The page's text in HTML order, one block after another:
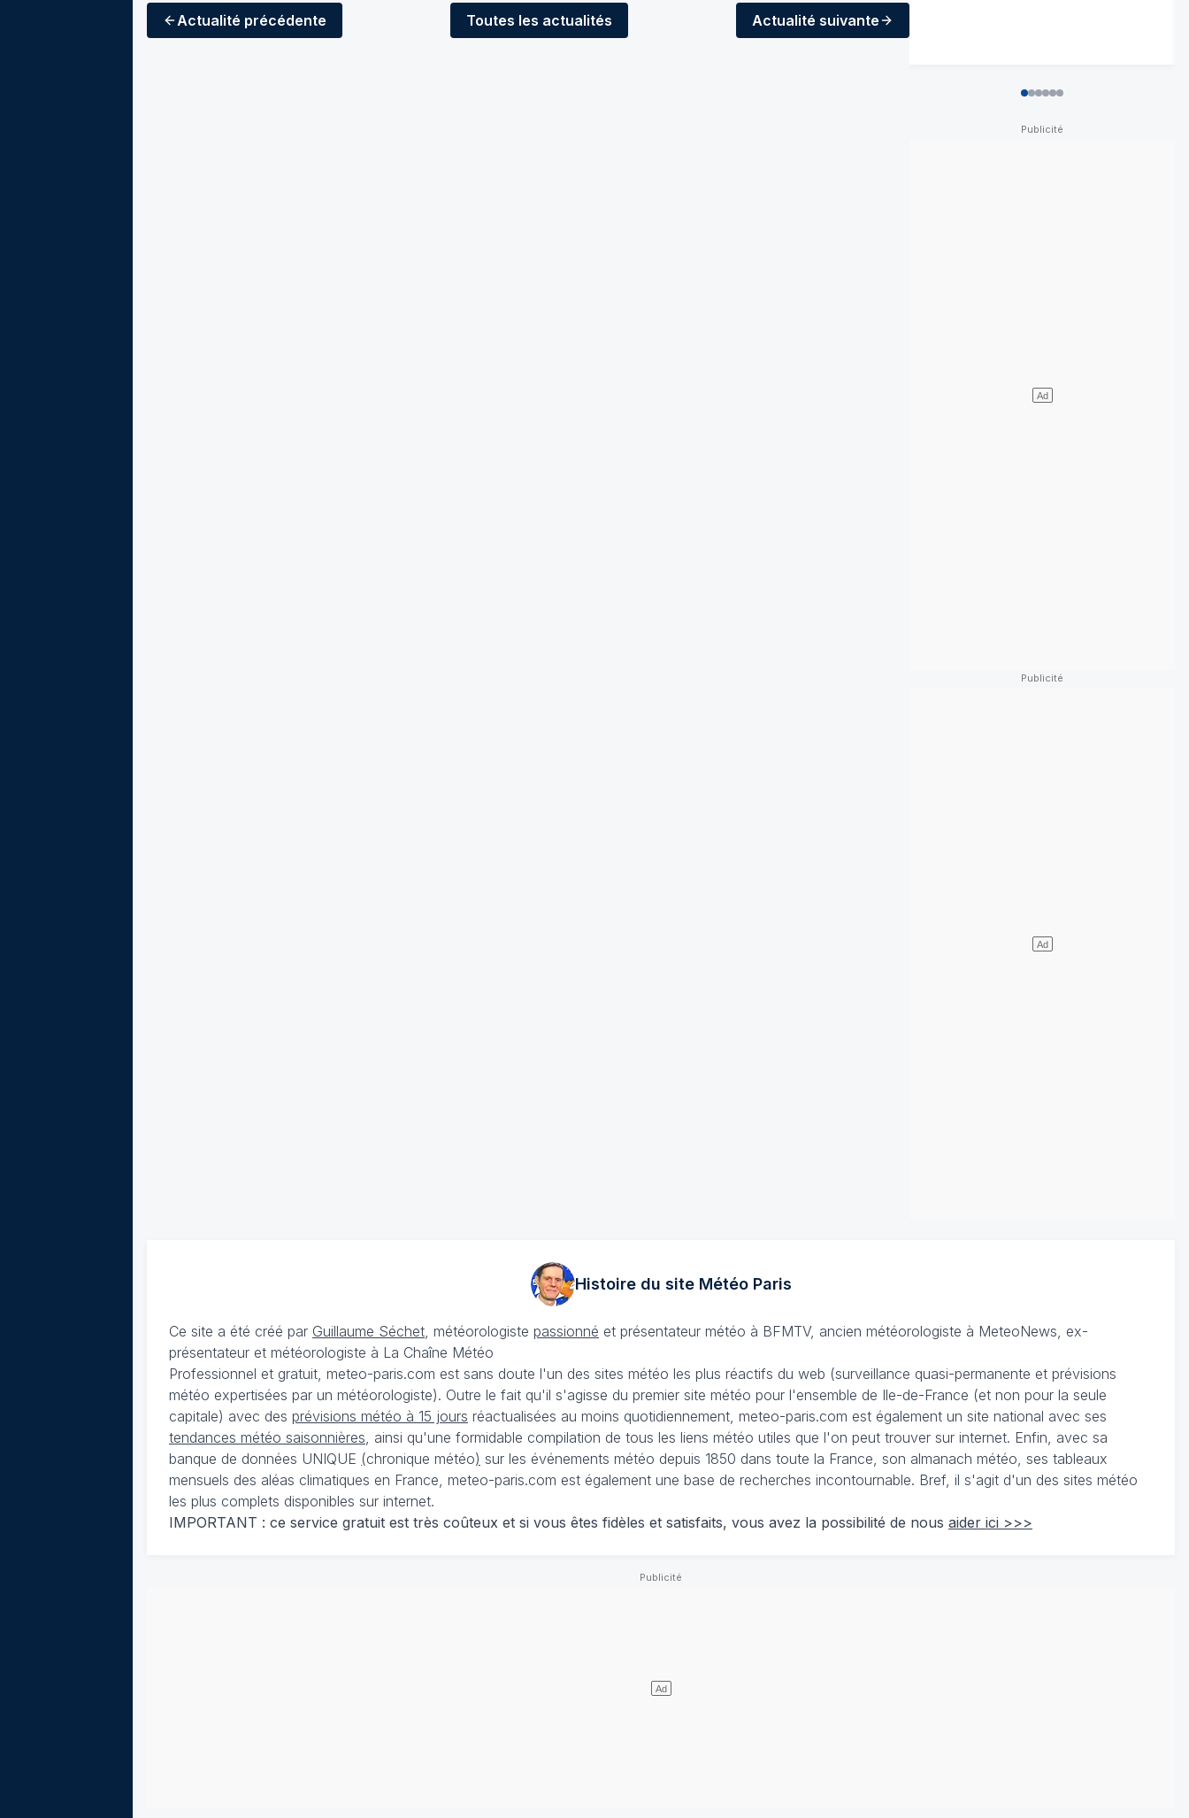
Actualité précédente Toutes les actualités Actualité suivante
012345
Histoire du site MétéoParis
Ce site a été créé par Guillaume Séchet , météorologiste passionné et présentateur météo à BFMTV, ancien météorologiste à MeteoNews, ex-
présentateur et météorologiste à La Chaîne Météo
Professionnel et gratuit, meteo-paris.com est sans doute l'un des sites météo les plus réactifs du web (surveillance quasi-permanente et prévisions
météo expertisées par un météorologiste). Outre le fait qu'il s'agisse du premier site météo pour l'ensemble de Ile-de-France (et non pour la seule
capitale) avec des prévisions météo à 15 jours réactualisées au moins quotidiennement, meteo-paris.com est également un site national avec ses
tendances météo saisonnières , ainsi qu'une formidable compilation de tous les liens météo utiles que l'on peut trouver sur internet. Enfin, avec sa
banque de données UNIQUE (chronique météo) sur les événements météo depuis 1850 dans toute la France, son almanach météo, ses tableaux
mensuels des aléas climatiques en France, meteo-paris.com est également une base de recherches incontournable. Bref, il s'agit d'un des sites météo
les plus complets disponibles sur internet.
IMPORTANT : ce service gratuit est très coûteux et si vous êtes fidèles et satisfaits, vous avez la possibilité de nous aider ici >>>